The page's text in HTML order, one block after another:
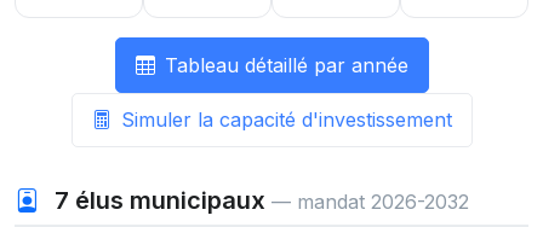
Tableau détaillé par année
Simuler la capacité d'investissement
7 élus municipaux — mandat 2026-2032